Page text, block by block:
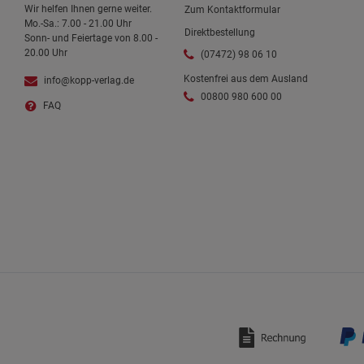
Wir helfen Ihnen gerne weiter.
Mo.-Sa.: 7.00 - 21.00 Uhr
Sonn- und Feiertage von 8.00 -
20.00 Uhr
info@kopp-verlag.de
FAQ
Zum Kontaktformular
Direktbestellung
(07472) 98 06 10
Kostenfrei aus dem Ausland
00800 980 600 00